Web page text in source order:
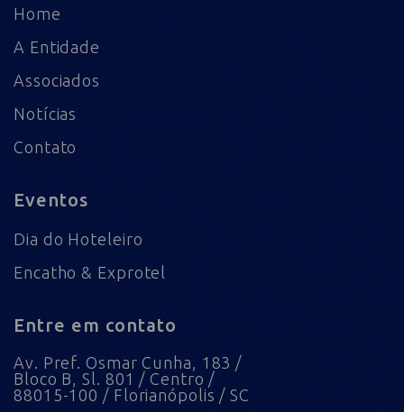
Home
A Entidade
Associados
Notícias
Contato
Eventos
Dia do Hoteleiro
Encatho & Exprotel
Entre em contato
Av. Pref. Osmar Cunha, 183 /
Bloco B, Sl. 801 / Centro /
88015-100 / Florianópolis / SC